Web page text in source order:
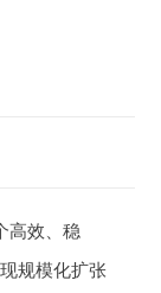
高效、稳
规模化扩张